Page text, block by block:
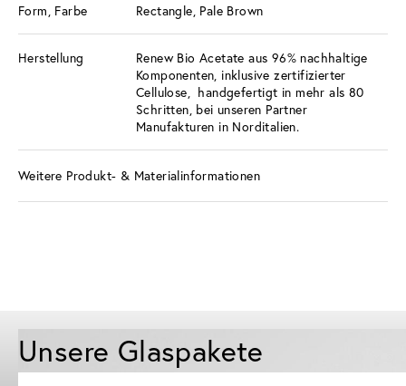
Form, Farbe Rectangle, Pale Brown
Herstellung
Renew Bio Acetate aus 96% nachhaltige
Komponenten, inklusive zertifizierter
Cellulose, handgefertigt in mehr als 80
Schritten, bei unseren Partner
Manufakturen in Norditalien.
Weitere Produkt- & Materialinformationen
Unsere Glaspakete